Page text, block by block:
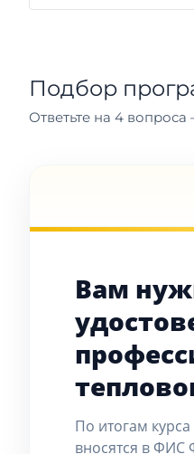
Подбор
Ответьте на 4
Вам
По итогам
вносятся в ФИС